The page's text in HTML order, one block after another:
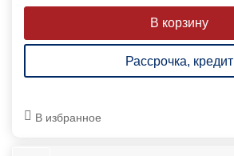
Рассрочка, кредит
В избранное